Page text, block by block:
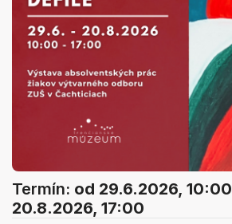
Termín: od 29.6.2026, 10:00
20.8.2026, 17:00